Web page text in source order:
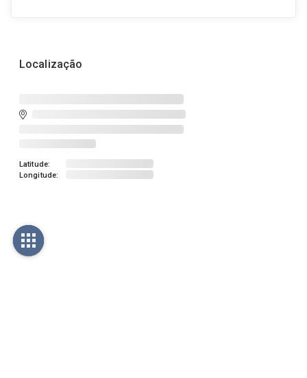
Localização
Latitude:
Longitude: